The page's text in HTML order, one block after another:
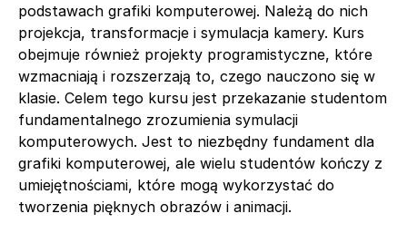
podstawach grafiki komputerowej. Należą do nich
projekcja, transformacje i symulacja kamery. Kurs
obejmuje również projekty programistyczne, które
wzmacniają i rozszerzają to, czego nauczono się w
klasie. Celem tego kursu jest przekazanie studentom
fundamentalnego zrozumienia symulacji
komputerowych. Jest to niezbędny fundament dla
grafiki komputerowej, ale wielu studentów kończy z
umiejętnościami, które mogą wykorzystać do
tworzenia pięknych obrazów i animacji.